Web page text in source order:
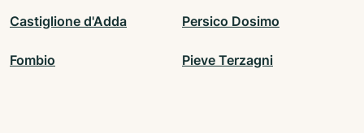
Castiglione d'Adda Persico Dosimo
Fombio Pieve Terzagni